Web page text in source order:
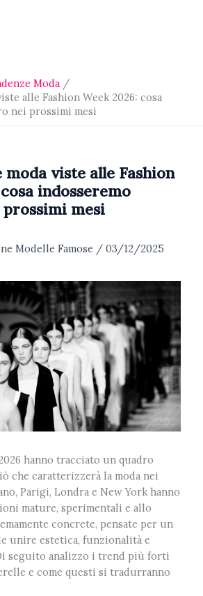
Moda
alle Fashion Week 2026: cosa
nei prossimi mesi
moda viste alle Fashion
indosseremo
mesi
Modelle Famose / 03/12/2025
hanno tracciato un quadro
che caratterizzerà la moda nei
Parigi, Londra e New York hanno
mature, sperimentali e allo
concrete, pensate per un
unire estetica, funzionalità e
seguito analizzo i trend più forti
e come questi si tradurranno